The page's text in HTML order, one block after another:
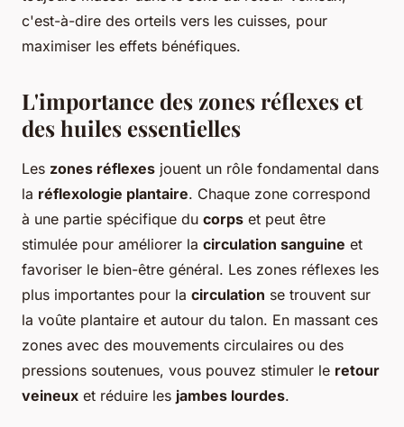
c'est-à-dire des orteils vers les cuisses, pour
maximiser les effets bénéfiques.
L'importance des zones réflexes et
des huiles essentielles
Les zones réflexes jouent un rôle fondamental dans
la réflexologie plantaire. Chaque zone correspond
à une partie spécifique du corps et peut être
stimulée pour améliorer la circulation sanguine et
favoriser le bien-être général. Les zones réflexes les
plus importantes pour la circulation se trouvent sur
la voûte plantaire et autour du talon. En massant ces
zones avec des mouvements circulaires ou des
pressions soutenues, vous pouvez stimuler le retour
veineux et réduire les jambes lourdes.